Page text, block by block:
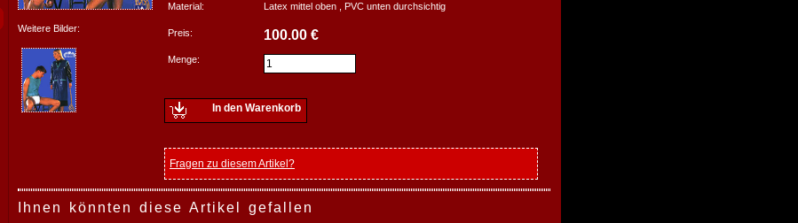
Weitere Bilder:
Material: Latex mittel oben , PVC unten durchsichtig
Preis: 100.00 €
Menge:
In den Warenkorb
Fragen zu diesem Artikel?
Ihnen könnten diese Artikel gefallen